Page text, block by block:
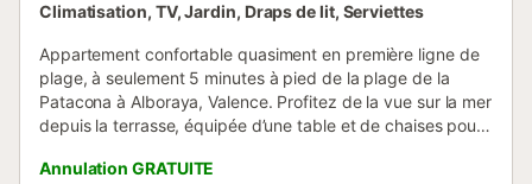
Climatisation, TV, Jardin, Draps de lit, Serviettes
Appartement confortable quasiment en première ligne de
plage, à seulement 5 minutes à pied de la plage de la
Patacona à Alboraya, Valence. Profitez de la vue sur la mer
depuis la terrasse, équipée d’une table et de chaises pour
espaces communs, une aire de jeux pour enfants, deux
Annulation GRATUITE